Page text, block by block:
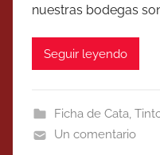
nuestras bodegas
Seguir leyendo
Ficha de Cata,
Un comentario